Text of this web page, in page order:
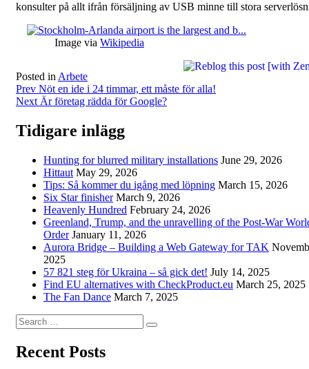
konsulter på allt ifrån försäljning av USB minne till stora
Image via Wikipedia
Posted in Arbete
Post
navigation
Prev Nöt en ide i 24 timmar, ett måste för alla!
Next Är företag rädda för Google?
Tidigare inlägg
Hunting for blurred military installations June 29, 2026
Hittaut May 29, 2026
Tips: Så kommer du igång med löpning March 15, 2026
Six Star finisher March 9, 2026
Heavenly Hundred February 24, 2026
Greenland, Trump, and the unravelling of the Post-War
Order January 11, 2026
Aurora Bridge – Building a Web Gateway for TAK
2025
57 821 steg för Ukraina – så gick det! July 14, 2025
Find EU alternatives with CheckProduct.eu March 25, 2025
The Fan Dance March 7, 2025
Search
for:
Search
Recent Posts